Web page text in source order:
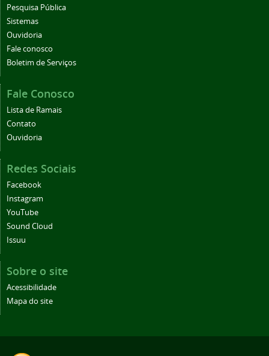
Pesquisa Pública
Sistemas
Ouvidoria
Fale conosco
Boletim de Serviços
Fale Conosco
Lista de Ramais
Contato
Ouvidoria
Redes Sociais
Facebook
Instagram
YouTube
Sound Cloud
Issuu
Sobre o site
Acessibilidade
Mapa do site